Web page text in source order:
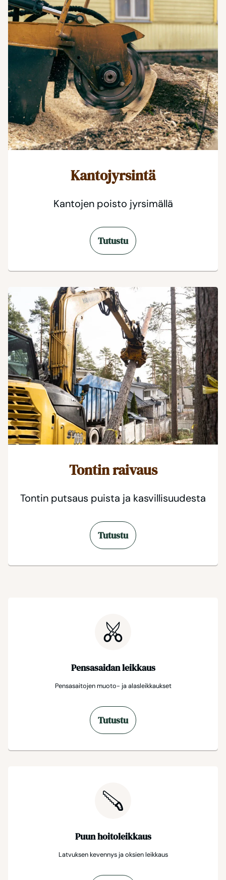
Kantojyrsintä
Kantojen poisto jyrsimällä
Tutustu
Tontin raivaus
Tontin putsaus puista ja kasvillisuudesta
Tutustu
Pensasaidan leikkaus
Pensasaitojen muoto- ja alasleikkaukset
Tutustu
Puun hoitoleikkaus
Latvuksen kevennys ja oksien leikkaus